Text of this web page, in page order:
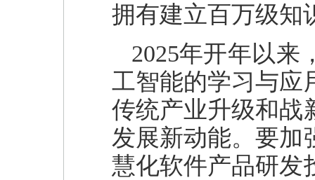
拥有建立百万级知
2025年开年以来
工智能的学习与应
传统产业升级和战
发展新动能。要加
慧化软件产品研发